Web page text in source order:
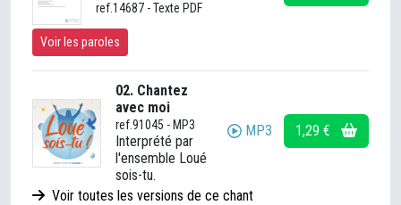
ref.14687 - Texte PDF
Voir les paroles
02. Chantez
avec moi
ref.91045 - MP3
Interprété par
l'ensemble Loué
sois-tu.
MP3 1,29 €
Voir toutes les versions de ce chant